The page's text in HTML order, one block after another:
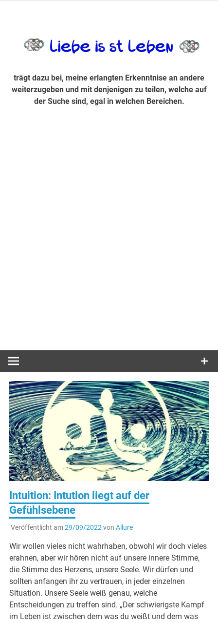
Suche sind, egal in welchen Bereichen.
trägt dazu bei, meine erlangten Erkenntnise an andere
weiterzugeben und mit denjenigen zu teilen, welche auf
der Suche sind, egal in welchen Bereichen.
Intuition: Intution liegt auf der
Gefühlsebene
Veröffentlicht am29/09/2022 von Allure
Wir wollen vieles nicht wahrhaben, obwohl wir doch vieles
erahnen, aber wir hören nicht auf unsere innere Stimme,
die Stimme des Herzens, unsere Seele. Wir dürfen und
sollten anfangen ihr zu vertrauen, in jeder einzelnen
Situation. Unsere Seele weiß genau, welche
Entscheidungen zu treffen sind. „Der schwierigste Kampf
im Leben ist zwischen dem was du weißt und dem was